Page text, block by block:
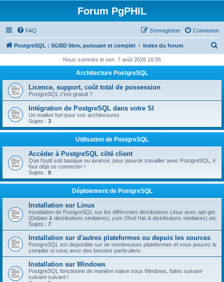
Forum PgPHIL
FAQ Connexion
S’enregistrer
PostgreSQL : SGBD libre, puissant et complet Index du forum
h
h
Nous sommes le ven. 7 août 2026 16:05
Architecture PostgreSQL
Licence, support, coût total de possession
PostgreSQL c'est gratuit ?
Intégration de PostgreSQL dans votre SI
Un maillon fort pour vos architectures
Sujets : 3
Utilisation de PostgreSQL
Accéder à PostgreSQL côté client
Que l'outil soit basique ou avancé, pour pouvoir travailler avec PostgreSQL, il
faut déjà se connecter !
Sujets : 8
Déploiement de PostgreSQL
Installation sur Linux
Installation de PostgreSQL sur les différentes distributions Linux avec apt-get
(Debian & distributions similaires), yum (Red Hat & distributions similaires) etc.
Sujets : 7
Installation sur d'autres plateformes ou depuis les sources
PostgreSQL est disponible sur de nombreuses plateformes et vous pouvez le
compiler si vous avez des besoins particuliers
Installation sur Windows
PostgreSQL fonctionne de manière native sous Windows, faites suivant-
suivant-suivant !